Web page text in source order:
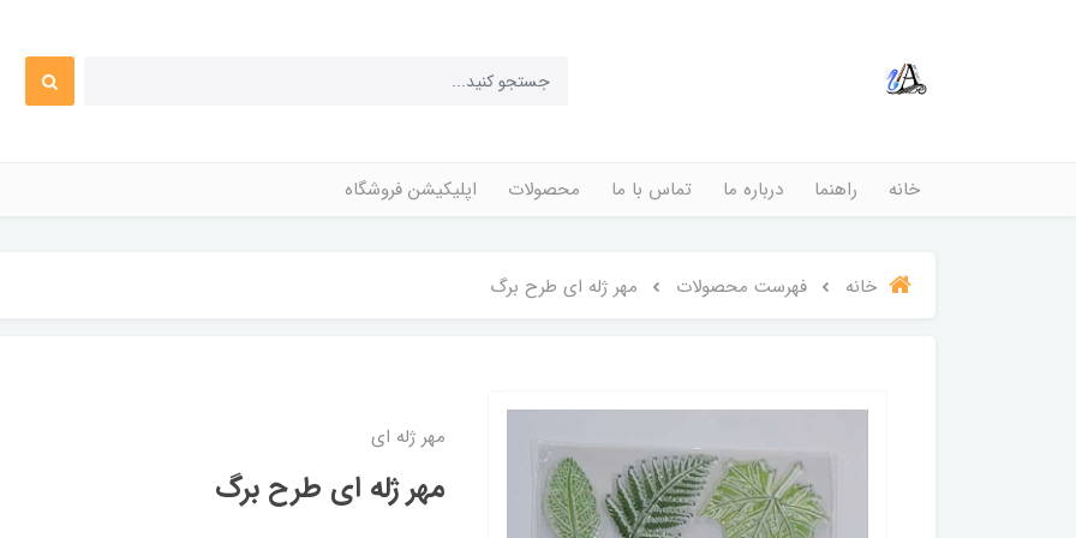
خانه راهنما درباره ما تماس با ما محصولات اپلیکیشن فروشگاه
خانه فهرست محصولات مهر ژله ای طرح برگ
مهر ژله ای
مهر ژله ای طرح برگ